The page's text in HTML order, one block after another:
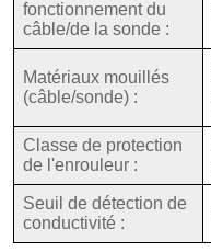
fonctionnement du
câble/de la sonde :
Matériaux mouillés
(câble/sonde) :
Classe de protection
de l'enrouleur :
Seuil de détection de
conductivité :